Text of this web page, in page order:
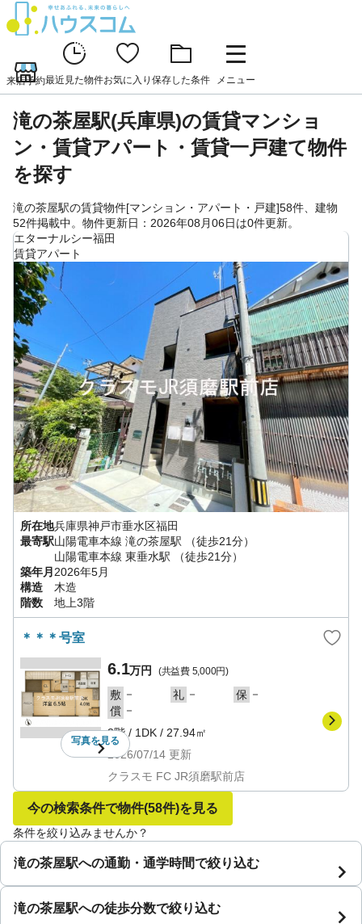
来店予約最近見た物件お気に入り 保存した条件 メニュー
滝の茶屋駅(兵庫県)の賃貸マンショ
ン・賃貸アパート・賃貸一戸建て物件
を探す
滝の茶屋駅の賃貸物件[マンション・アパート・戸建]58件、建物
52件掲載中。物件更新日：2026年08月06日は0件更新。
エターナルシー福田
賃貸アパート
所在地兵庫県神戸市垂水区福田
最寄駅山陽電車本線 滝の茶屋駅
（徒歩21分）
山陽電車本線 東垂水駅
（徒歩21分）
築年月 2026年5月
構造
木造
階数
地上3階
＊＊＊号室
写真を見る
6.1万円 (共益費 5,000円)
敷 － 礼 － 保 －
償 －
3階/ 1DK / 27.94㎡
2026/07/14 更新
クラスモ FC JR須磨駅前店
今の検索条件で物件(58件)を見る
条件を絞り込みませんか？
滝の茶屋駅への通勤・通学時間で絞り込む
滝の茶屋駅への徒歩分数で絞り込む